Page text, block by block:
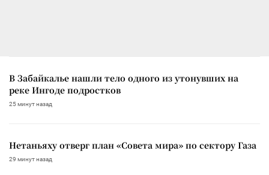
В Забайкалье нашли тело одного из утонувших на
реке Ингоде подростков
25 минут назад
Нетаньяху отверг план «Совета мира» по сектору Газа
29 минут назад